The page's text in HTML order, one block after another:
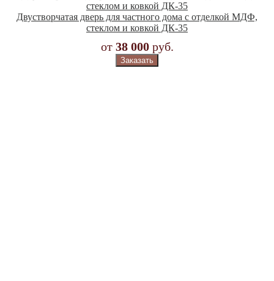
Двустворчатая дверь для частного дома с отделкой МДФ,
стеклом и ковкой ДК-35
от 38 000 руб.
Заказать